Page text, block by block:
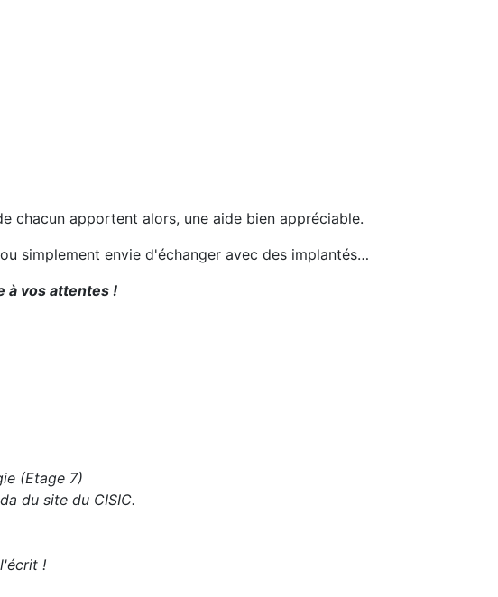
chacun apportent alors, une aide bien appréciable.
simplement envie d'échanger avec des implantés…
à vos attentes !
(Etage 7)
du site du CISIC.
!